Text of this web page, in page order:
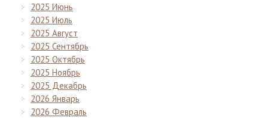
2025 Июнь
2025 Июль
2025 Август
2025 Сентябрь
2025 Октябрь
2025 Ноябрь
2025 Декабрь
2026 Январь
2026 Февраль